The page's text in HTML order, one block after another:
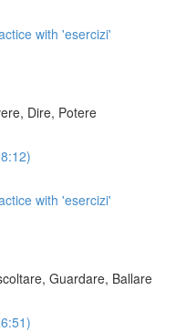
with 'esercizi'
Dire, Potere
with 'esercizi'
Guardare, Ballare